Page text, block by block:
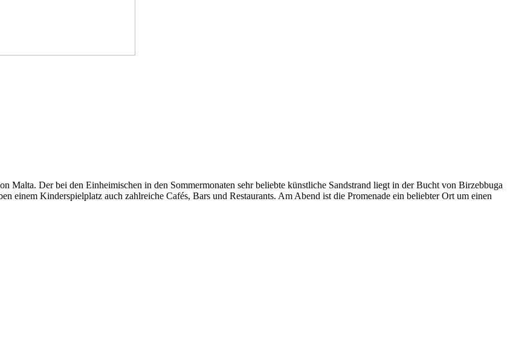
Malta. Der bei den Einheimischen in den Sommermonaten sehr beliebte künstliche Sandstrand liegt in der Bucht von Birzebbuga
einem Kinderspielplatz auch zahlreiche Cafés, Bars und Restaurants. Am Abend ist die Promenade ein beliebter Ort um einen